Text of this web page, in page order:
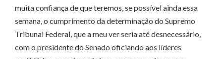
muita confiança de que teremos, se possível ainda essa
semana, o cumprimento da determinação do Supremo
Tribunal Federal, que a meu ver seria até desnecessário,
com o presidente do Senado oficiando aos líderes